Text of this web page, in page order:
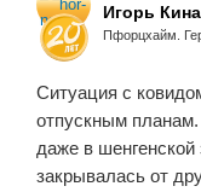
Игорь
Пфорцхайм.
Ситуация с
отпускным
даже в
закрывалась от